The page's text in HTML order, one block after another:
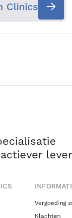
Clinics
actiever
Vergoeding
Klachten